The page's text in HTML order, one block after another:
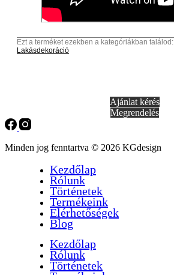
Ezt a terméket ezekben a kategóriákban találod:
Lakásdekoráció
Ajánlat kérés
Megrendelés
Minden jog fenntartva © 2026 KGdesign
Kezdőlap
Rólunk
Történetek
Termékeink
Elérhetőségek
Blog
Kezdőlap
Rólunk
Történetek